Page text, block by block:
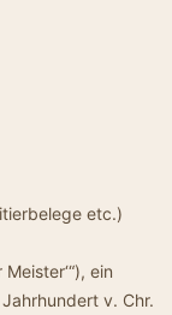
etc.)
ein
v. Chr.